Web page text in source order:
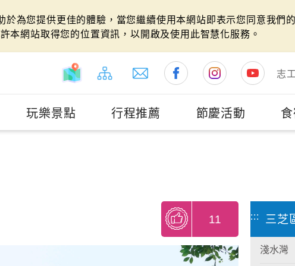
為您提供更佳的體驗，當您繼續使用本網站即表示您同意我們
本網站取得您的位置資訊，以開啟及使用此智慧化服務。
志
玩樂景點 行程推薦 節慶活動
11 ::: 三芝
淺水灣